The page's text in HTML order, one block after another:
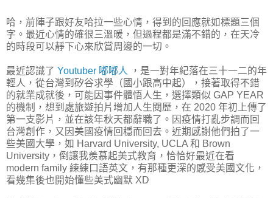
哈，前陣子跟好友哈拉一些心情，得到的回應就如標題三個
字。最近心情的確很三溫暖，但過程都是滿不錯的，在天冷
的時段可以靜下心來欣賞周邊的一切。
最近認識了 Youtuber 嘟嘟人
，是一對年紀落在三十一二的年
輕人，從台灣到矽谷求學（國小跟高中起），接著取得不錯
的就業成就後，可能因事件體悟人生，選擇類似 GAP YEAR
的機制，想到處旅遊拍片增加人生閱歷，在 2020 年初上傳了
第一支影片，並在該年秋天都辭職了。因疫情打亂步調而回
台灣創作，又因美國疫情回穩而回去。近期感謝他們拍了一
些美國大學，如 Harvard University, UCLA 和 Brown
University，倒讓我羨慕起美式教育，恰恰好最近在看
modern family 練練口語英文，有那種更深的感受美國文化，
看幾集後也開始懂些美式幽默 XD